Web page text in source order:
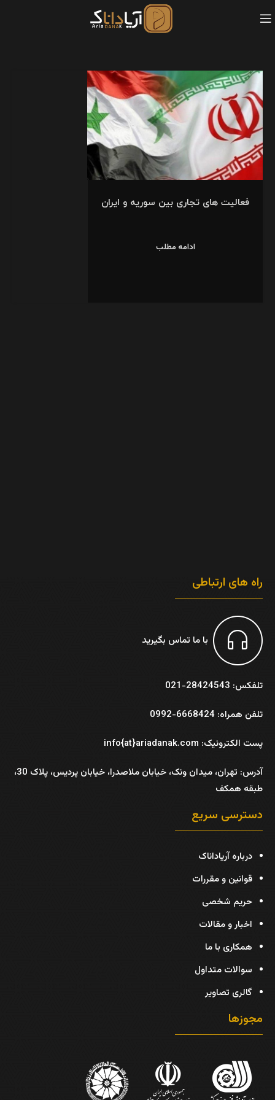
فعالیت های تجاری بین سوریه و ایران
ادامه مطلب
راه های ارتباطی
با ما تماس بگیرید
تلفکس: 28424543-021
تلفن همراه: 6668424-0992
پست الکترونیک: info{at}ariadanak.com
آدرس:
تهران، میدان ونک، خیابان ملاصدرا، خیابان پردیس، پلاک 30،
طبقه همکف
دسترسی سریع
درباره آریاداناک
قوانین و مقررات
حریم شخصی
اخبار و مقالات
همکاری با ما
سوالات متداول
گالری تصاویر
مجوزها